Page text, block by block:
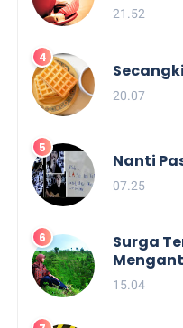
21.52
20.07
Nanti
07.25
Surga
15.04